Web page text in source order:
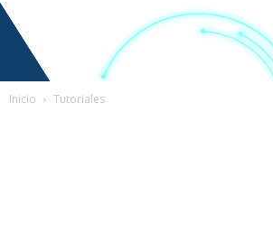
Inicio Tutoriales